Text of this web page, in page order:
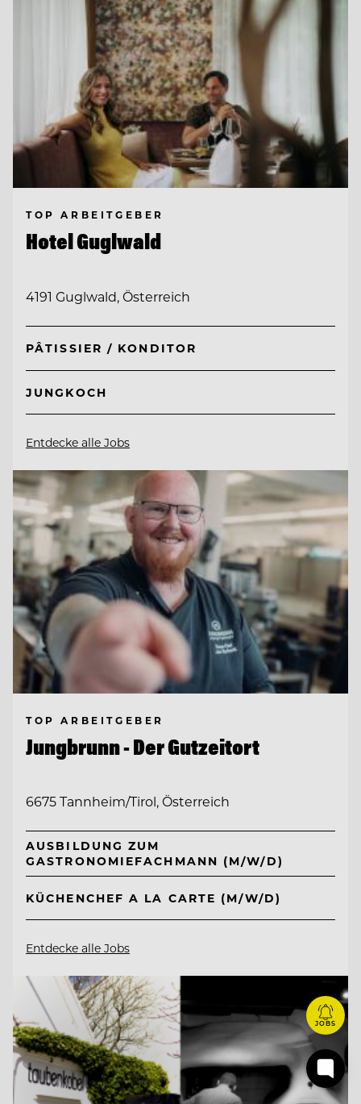
TOP ARBEITGEBER
Hotel Guglwald
4191 Guglwald, Österreich
PÂTISSIER / KONDITOR
JUNGKOCH
Entdecke alle Jobs
TOP ARBEITGEBER
Jungbrunn - Der Gutzeitort
6675 Tannheim/Tirol, Österreich
AUSBILDUNG ZUM
GASTRONOMIEFACHMANN (M/W/D)
KÜCHENCHEF A LA CARTE (M/W/D)
Entdecke alle Jobs
JOBS